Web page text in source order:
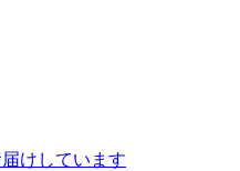
けしています